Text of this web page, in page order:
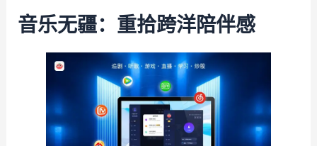
音乐无疆：重拾跨洋陪伴感